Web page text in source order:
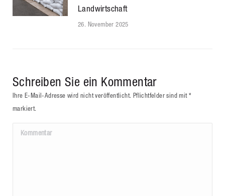
Landwirtschaft
26. November 2025
Schreiben Sie ein Kommentar
Ihre E-Mail-Adresse wird nicht veröffentlicht. Pflichtfelder sind mit *
markiert.
Kommentar